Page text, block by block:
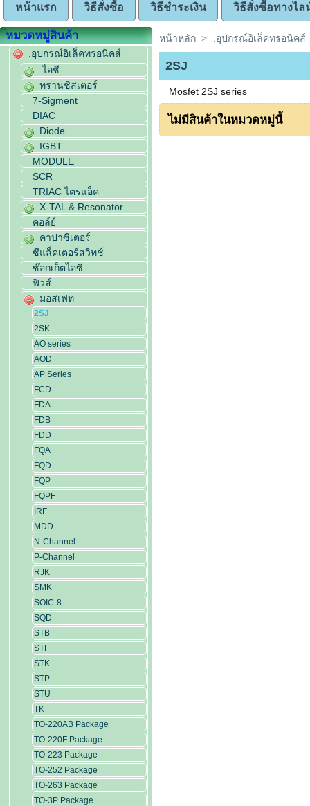
หน้าแรก วิธีสั่งซื้อ วิธีชำระเงิน วิธีสั่งซื้อทางไล
หมวดหมู่สินค้า
.อุปกรณ์อิเล็คทรอนิคส์
.ไอซี
ทรานซิสเตอร์
7-Sigment
DIAC
Diode
IGBT
MODULE
SCR
TRIAC ไตรแอ็ค
X-TAL & Resonator
คอล์ย์
คาปาซิเตอร์
ซีแล็คเตอร์สวิทช์
ซ๊อกเก็ตไอซี
ฟิวส์
มอสเฟท
2SJ
2SK
AO series
AOD
AP Series
FCD
FDA
FDB
FDD
FQA
FQD
FQP
FQPF
IRF
MDD
N-Channel
P-Channel
RJK
SMK
SOIC-8
SQD
STB
STF
STK
STP
STU
TK
TO-220AB Package
TO-220F Package
TO-223 Package
TO-252 Package
TO-263 Package
TO-3P Package
หน้าหลัก > .อุปกรณ์อิเล็คทรอนิคส์
2SJ
Mosfet 2SJ series
ไม่มีสินค้าในหมวดหมู่นี้